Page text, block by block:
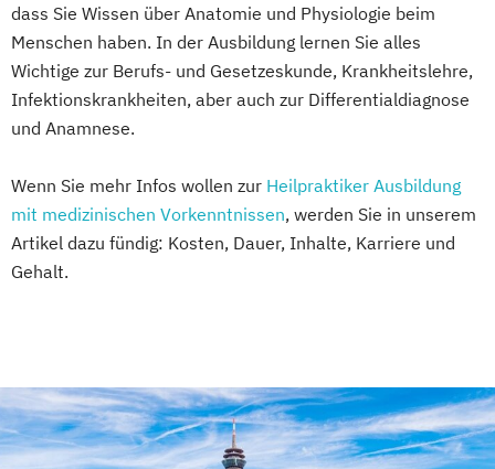
dass Sie Wissen über Anatomie und Physiologie beim
Menschen haben. In der Ausbildung lernen Sie alles
Wichtige zur Berufs- und Gesetzeskunde, Krankheitslehre,
Infektionskrankheiten, aber auch zur Differentialdiagnose
und Anamnese.
Wenn Sie mehr Infos wollen zur Heilpraktiker Ausbildung
mit medizinischen Vorkenntnissen, werden Sie in unserem
Artikel dazu fündig: Kosten, Dauer, Inhalte, Karriere und
Gehalt.